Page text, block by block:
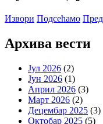
Извори Подсећамо
Архива вести
Јул 2026 (2)
Јун 2026 (1)
Април 2026 (3)
Март 2026 (2)
Децембар 2025 (3)
Октобар 2025 (5)